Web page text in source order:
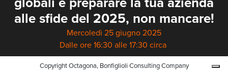
globali e preparare la tua azienda
alle sfide del 2025, non mancare!
Mercoledì 25 giugno 2025
Dalle ore 16:30 alle 17:30 circa
Copyright Octagona, Bonfiglioli Consulting Company